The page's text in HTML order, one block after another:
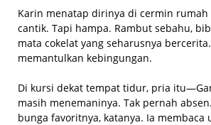
Karin menatap dirinya di cermin rumah
cantik. Tapi hampa. Rambut sebahu,
mata cokelat yang seharusnya
memantulkan kebingungan.
Di kursi dekat tempat tidur, pria
masih menemaninya. Tak pernah
bunga favoritnya, katanya. Ia membaca